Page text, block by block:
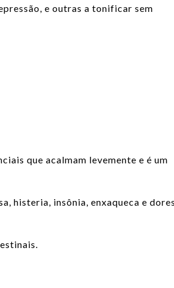
e outras a tonificar sem
que acalmam levemente e é um
histeria, insônia, enxaqueca e